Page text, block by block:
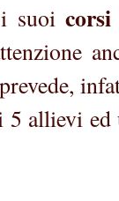
i suoi
allievi ed